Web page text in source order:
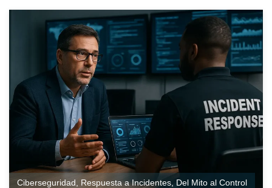
Ciberseguridad Respuesta a Incidentes Del Mito al Control